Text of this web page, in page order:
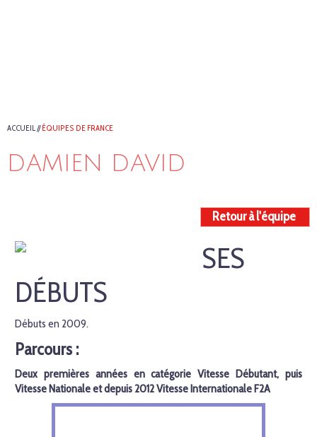
ACCUEIL//ÉQUIPES DE FRANCE
DAMIEN DAVID
Retour à l'équipe
SES
DÉBUTS
Débuts en 2009.
Parcours :
Deux premières années en catégorie Vitesse Débutant, puis
Vitesse Nationale et depuis 2012 Vitesse Internationale F2A